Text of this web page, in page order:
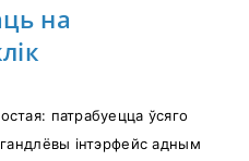
на
патрабуецца ўсяго
інтэрфейс адным